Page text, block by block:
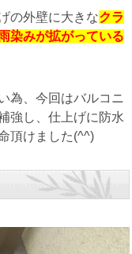
の外壁に大きなクラ
染みが拡がっている
為、今回はバルコニ
強し、仕上げに防水
頂けました(^^)